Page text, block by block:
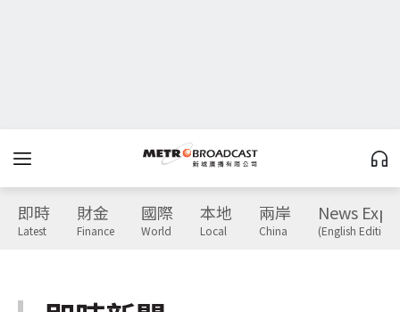
即時
Latest
財金
Finance
國際
World
本地
Local
兩岸
China
News
(English Edition)